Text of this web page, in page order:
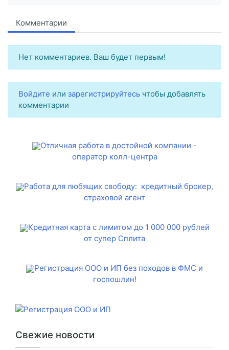
Комментарии
Нет комментариев. Ваш будет первым!
Войдите или зарегистрируйтесь чтобы добавлять
комментарии
Отличная работа в достойной компании -
оператор колл-центра
Работа для любящих свободу: кредитный брокер,
страховой агент
Кредитная карта с лимитом до 1 000 000 рублей
от супер Сплита
Регистрация ООО и ИП без походов в ФМС и
госпошлин!
Свежие новости